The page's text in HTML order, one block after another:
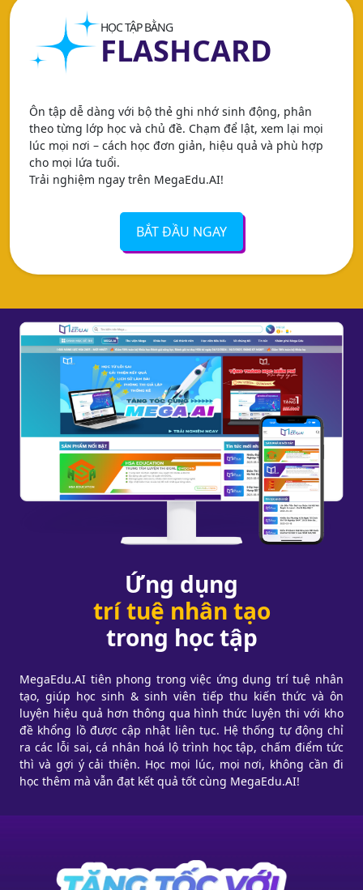
HỌC TẬP BẰNG
FLASHCARD
Ôn tập dễ dàng với bộ thẻ ghi nhớ sinh động, phân
theo từng lớp học và chủ đề. Chạm để lật, xem lại mọi
lúc mọi nơi – cách học đơn giản, hiệu quả và phù hợp
cho mọi lứa tuổi.
Trải nghiệm ngay trên MegaEdu.AI!
BẮT ĐẦU NGAY
Ứng dụng
trí tuệ nhân tạo
trong học tập
MegaEdu.AI tiên phong trong việc ứng dụng trí tuệ nhân
tạo, giúp học sinh & sinh viên tiếp thu kiến thức và ôn
luyện hiệu quả hơn thông qua hình thức luyện thi với kho
đề khổng lồ được cập nhật liên tục. Hệ thống tự động chỉ
ra các lỗi sai, cá nhân hoá lộ trình học tập, chấm điểm tức
thì và gợi ý cải thiện. Học mọi lúc, mọi nơi, không cần đi
học thêm mà vẫn đạt kết quả tốt cùng MegaEdu.AI!